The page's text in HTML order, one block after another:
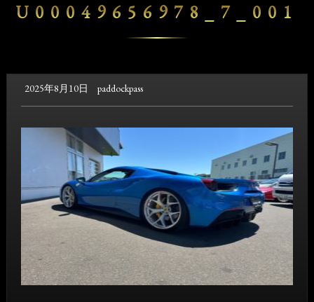
U00049656978_7_001
2025年8月10日 paddockpass